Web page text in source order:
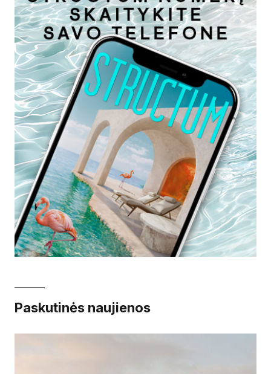
Paskutinės naujienos